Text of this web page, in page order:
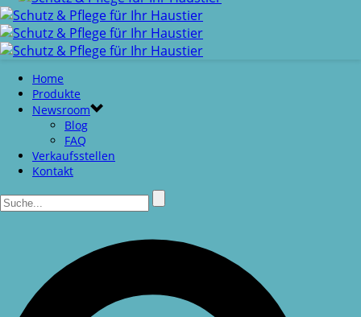
Home
Produkte
Newsroom
Blog
FAQ
Verkaufsstellen
Kontakt